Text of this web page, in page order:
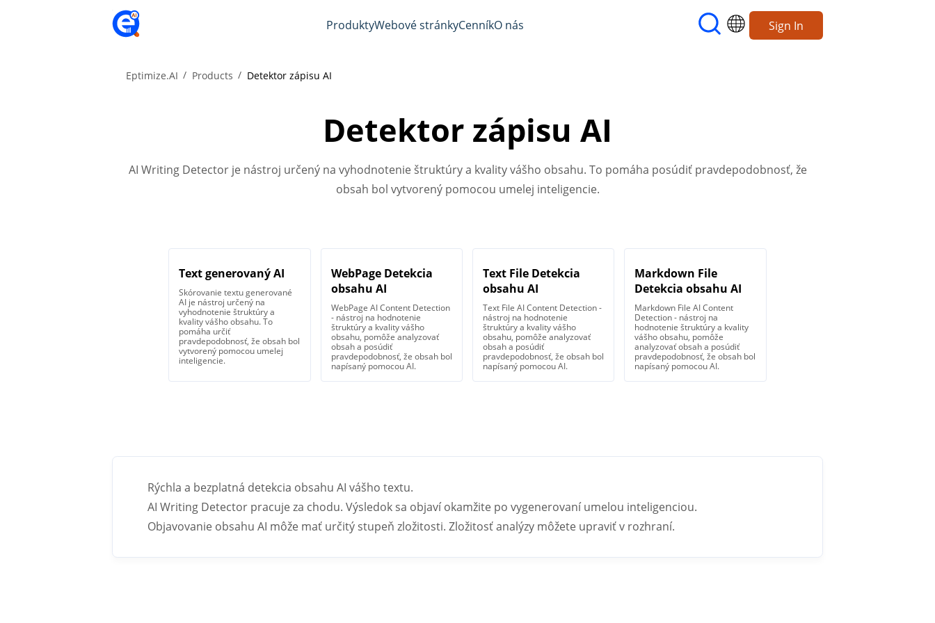
ProduktyWebové stránkyCenníkO nás Sign In
Eptimize.AI Products Detektor zápisu AI
Detektor zápisu AI
AI Writing Detector je nástroj určený na vyhodnotenie štruktúry a kvality vášho obsahu. To pomáha posúdiť pravdepodobnosť, že
obsah bol vytvorený pomocou umelej inteligencie.
Text generovaný AI
Skórovanie textu generované
AI je nástroj určený na
vyhodnotenie štruktúry a
kvality vášho obsahu. To
pomáha určiť
pravdepodobnosť, že obsah bol
vytvorený pomocou umelej
inteligencie.
WebPage Detekcia
obsahu AI
WebPage AI Content Detection
- nástroj na hodnotenie
štruktúry a kvality vášho
obsahu, pomôže analyzovať
obsah a posúdiť
pravdepodobnosť, že obsah bol
napísaný pomocou AI.
Text File Detekcia
obsahu AI
Text File AI Content Detection -
nástroj na hodnotenie
štruktúry a kvality vášho
obsahu, pomôže analyzovať
obsah a posúdiť
pravdepodobnosť, že obsah bol
napísaný pomocou AI.
Markdown File
Detekcia obsahu AI
Markdown File AI Content
Detection - nástroj na
hodnotenie štruktúry a kvality
vášho obsahu, pomôže
analyzovať obsah a posúdiť
pravdepodobnosť, že obsah bol
napísaný pomocou AI.
Rýchla a bezplatná detekcia obsahu AI vášho textu.
AI Writing Detector pracuje za chodu. Výsledok sa objaví okamžite po vygenerovaní umelou inteligenciou.
Objavovanie obsahu AI môže mať určitý stupeň zložitosti. Zložitosť analýzy môžete upraviť v rozhraní.